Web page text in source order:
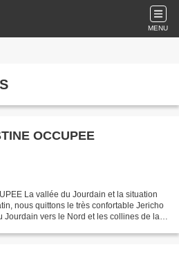
MENU
OCCUPEE
La vallée du Jourdain et la situation
nous quittons le très confortable Jericho
Jourdain vers le Nord et les collines de la